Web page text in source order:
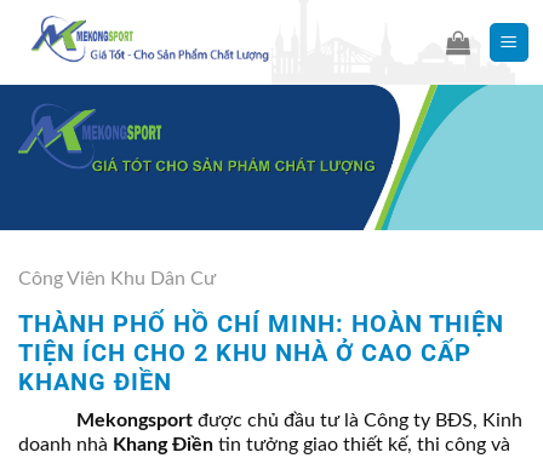
content
Công Viên Khu Dân Cư
THÀNH PHỐ HỒ CHÍ MINH: HOÀN THIỆN
TIỆN ÍCH CHO 2 KHU NHÀ Ở CAO CẤP
KHANG ĐIỀN
Mekongsport được chủ đầu tư là Công ty BĐS, Kinh
doanh nhà Khang Điền tin tưởng giao thiết kế, thi công và